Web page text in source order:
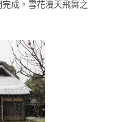
成。雪花漫天飛舞之